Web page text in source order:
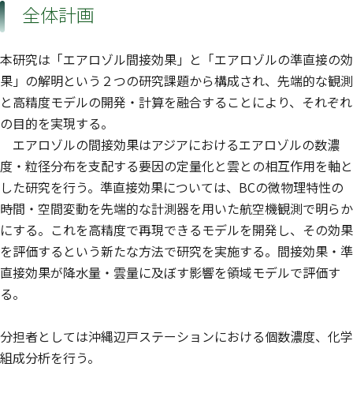
全体計画
本研究は「エアロゾル間接効果」と「エアロゾルの準直接の効
果」の解明という２つの研究課題から構成され、先端的な観測
と高精度モデルの開発・計算を融合することにより、それぞれ
の目的を実現する。
エアロゾルの間接効果はアジアにおけるエアロゾルの数濃
度・粒径分布を支配する要因の定量化と雲との相互作用を軸と
した研究を行う。準直接効果については、BCの微物理特性の
時間・空間変動を先端的な計測器を用いた航空機観測で明らか
にする。これを高精度で再現できるモデルを開発し、その効果
を評価するという新たな方法で研究を実施する。間接効果・準
直接効果が降水量・雲量に及ぼす影響を領域モデルで評価す
る。
分担者としては沖縄辺戸ステーションにおける個数濃度、化学
組成分析を行う。